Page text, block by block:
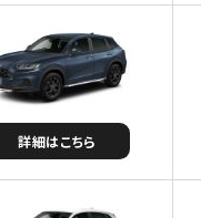
詳細はこちら